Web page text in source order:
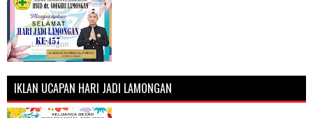
IKLAN UCAPAN HARI JADI LAMONGAN